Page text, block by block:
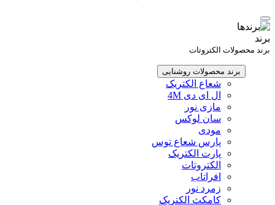
برند
برند محصولات الکتروتات
برند محصولات روشنایی
شعاع الکتریک
ال ای دی 4M
مازی نور
سان لوکس
مودی
پارس شعاع توس
پارت الکتریک
الکتروتات
افراتاب
زمرد نور
کامکث الکتریک